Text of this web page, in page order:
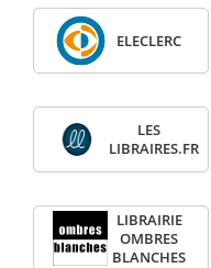
ELECLERC
LES
LIBRAIRES.FR
LIBRAIRIE
OMBRES
BLANCHES